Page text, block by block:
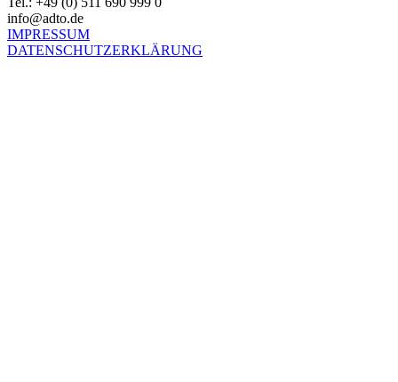
info@adto.de
IMPRESSUM
DATENSCHUTZERKLÄRUNG